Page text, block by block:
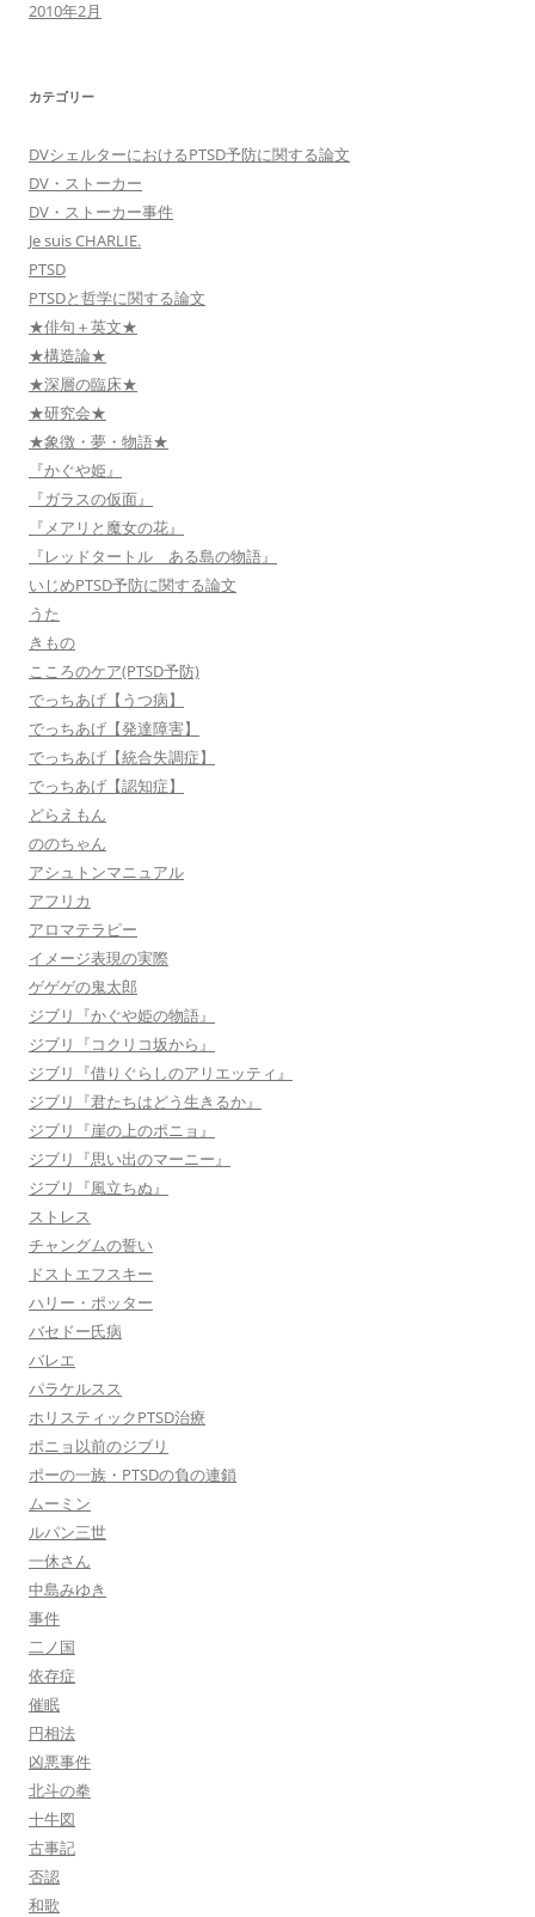
2010年2月
カテゴリー
DVシェルターにおけるPTSD予防に関する論文
DV・ストーカー
DV・ストーカー事件
Je suis CHARLIE.
PTSD
PTSDと哲学に関する論文
★俳句＋英文★
★構造論★
★深層の臨床★
★研究会★
★象徴・夢・物語★
『かぐや姫』
『ガラスの仮面』
『メアリと魔女の花』
『レッドタートル ある島の物語』
いじめPTSD予防に関する論文
うた
きもの
こころのケア(PTSD予防)
でっちあげ【うつ病】
でっちあげ【発達障害】
でっちあげ【統合失調症】
でっちあげ【認知症】
どらえもん
ののちゃん
アシュトンマニュアル
アフリカ
アロマテラピー
イメージ表現の実際
ゲゲゲの鬼太郎
ジブリ『かぐや姫の物語』
ジブリ『コクリコ坂から』
ジブリ『借りぐらしのアリエッティ』
ジブリ『君たちはどう生きるか』
ジブリ『崖の上のポニョ』
ジブリ『思い出のマーニー』
ジブリ『風立ちぬ』
ストレス
チャングムの誓い
ドストエフスキー
ハリー・ポッター
バセドー氏病
バレエ
パラケルスス
ホリスティックPTSD治療
ポニョ以前のジブリ
ポーの一族・PTSDの負の連鎖
ムーミン
ルパン三世
一休さん
中島みゆき
事件
二ノ国
依存症
催眠
円相法
凶悪事件
北斗の拳
十牛図
古事記
否認
和歌